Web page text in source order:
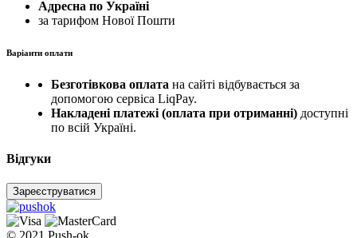
Адресна по Україні
за тарифом Нової Пошти
Варіанти оплати
Безготівкова оплата на сайті відбувається за
допомогою сервіса LiqPay.
Накладені платежі (оплата при отриманні) доступні
по всій Україні.
Відгуки
Зареєструватися